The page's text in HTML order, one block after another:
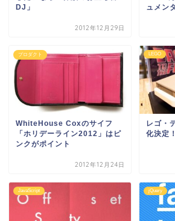
DJ」
2012年12月29日
ュメン
プロダクト
WhiteHouse Coxのサイフ
「ホリデーライン2012」はピ
ンクがポイント
2012年12月24日
LEGO
レゴ・
化決定！
JavaScript jQuery